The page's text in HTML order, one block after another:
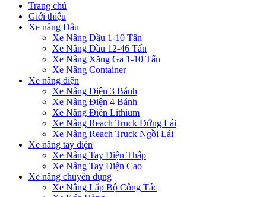
Trang chủ
Giới thiệu
Xe nâng Dầu
Xe Nâng Dầu 1-10 Tấn
Xe Nâng Dầu 12-46 Tấn
Xe Nâng Xăng Ga 1-10 Tấn
Xe Nâng Container
Xe nâng điện
Xe Nâng Điện 3 Bánh
Xe Nâng Điện 4 Bánh
Xe Nâng Điện Lithium
Xe Nâng Reach Truck Đứng Lái
Xe Nâng Reach Truck Ngồi Lái
Xe nâng tay điện
Xe Nâng Tay Điện Thấp
Xe Nâng Tay Điện Cao
Xe nâng chuyên dụng
Xe Nâng Lắp Bộ Công Tác